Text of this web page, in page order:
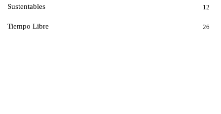
Sustentables 12
Tiempo Libre 26